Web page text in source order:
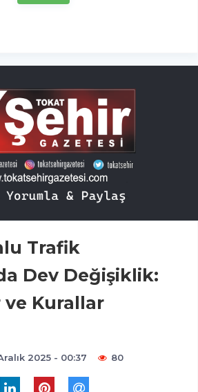
Trafik
Dev Değişiklik:
Kurallar
2025 - 00:37 80